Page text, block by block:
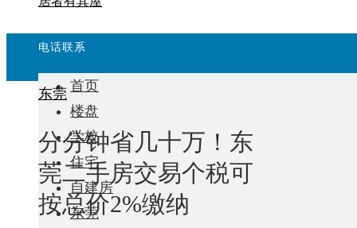
电话联系
首页
楼盘
学校
住宅
自建房
东莞
东莞
分分钟省几十万！东
莞二手房交易个税可
按总价2%缴纳